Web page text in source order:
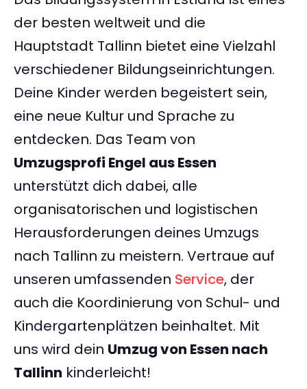
der besten weltweit und die
Hauptstadt Tallinn bietet eine Vielzahl
verschiedener Bildungseinrichtungen.
Deine Kinder werden begeistert sein,
eine neue Kultur und Sprache zu
entdecken. Das Team von
Umzugsprofi Engel aus Essen
unterstützt dich dabei, alle
organisatorischen und logistischen
Herausforderungen deines Umzugs
nach Tallinn zu meistern. Vertraue auf
unseren umfassenden Service, der
auch die Koordinierung von Schul- und
Kindergartenplätzen beinhaltet. Mit
uns wird dein Umzug von Essen nach
Tallinn kinderleicht!